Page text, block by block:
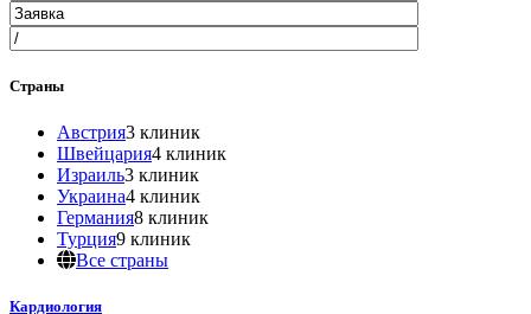
Страны
Австрия3 клиник
Швейцария4 клиник
Израиль3 клиник
Украина4 клиник
Германия8 клиник
Турция9 клиник
Все страны
Кардиология